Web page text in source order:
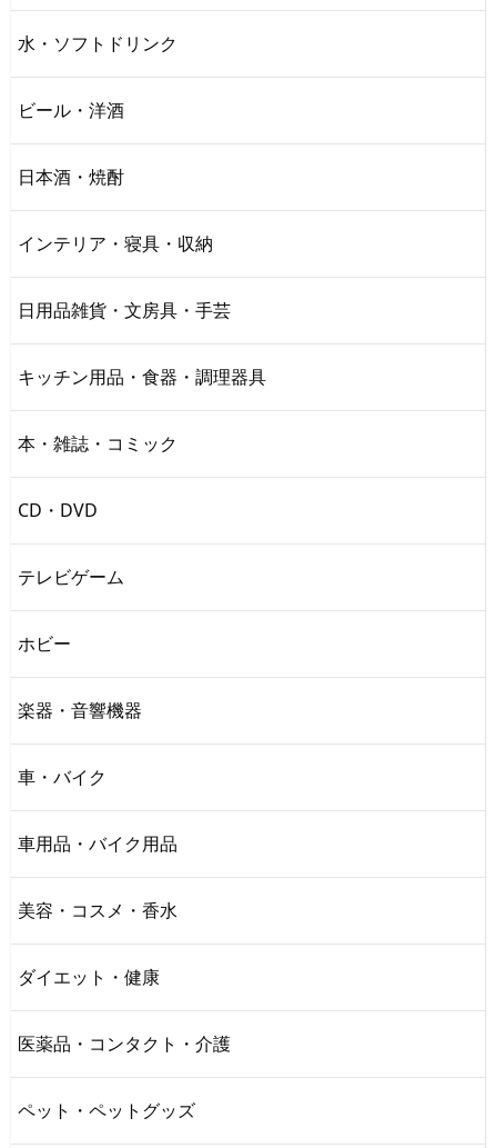
水・ソフトドリンク
ビール・洋酒
日本酒・焼酎
インテリア・寝具・収納
日用品雑貨・文房具・手芸
キッチン用品・食器・調理器具
本・雑誌・コミック
CD・DVD
テレビゲーム
ホビー
楽器・音響機器
車・バイク
車用品・バイク用品
美容・コスメ・香水
ダイエット・健康
医薬品・コンタクト・介護
ペット・ペットグッズ